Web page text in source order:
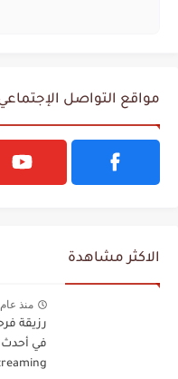
مواقع التواصل
الاكثر مشاهدة
منذ عام
رزيقة